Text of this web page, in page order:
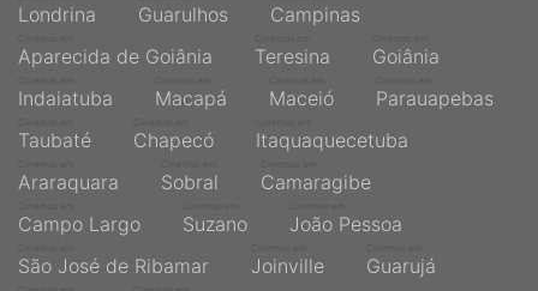
Londrina Guarulhos Campinas
Aparecida de Goiânia Teresina Goiânia
Indaiatuba Macapá Maceió Parauapebas
Taubaté Chapecó Itaquaquecetuba
Araraquara Sobral Camaragibe
Campo Largo Suzano João Pessoa
São José de Ribamar Joinville Guarujá